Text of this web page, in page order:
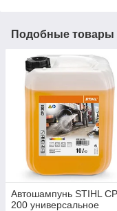
Подобные товары
Автошампунь STIHL CP
200 универсальное